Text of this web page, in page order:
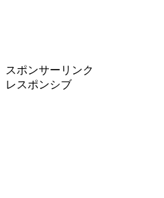
スポンサーリンク
レスポンシブ